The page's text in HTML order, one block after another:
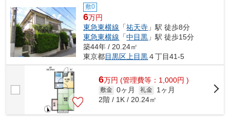
敷0
6万円
東急東横線 「祐天寺 」駅 徒歩8分
東急東横線 「中目黒 」駅 徒歩15分
築44年 / 20.24㎡
東京都目黒区 上目黒４丁目41-5
6万円 (管理費等：1,000円 )
敷金 0ヶ月 礼金
1ヶ月
2階 / 1K / 20.24㎡